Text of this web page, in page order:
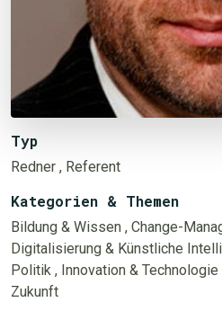
Typ
Redner , Referent
Kategorien & Themen
Bildung & Wissen , Change-
Digitalisierung & Künstliche
Politik , Innovation & Technologie
Zukunft